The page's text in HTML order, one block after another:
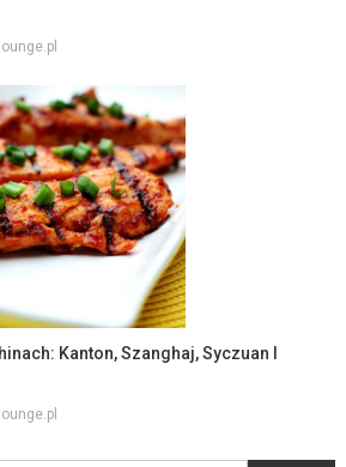
Kanton, Szanghaj, Syczuan I